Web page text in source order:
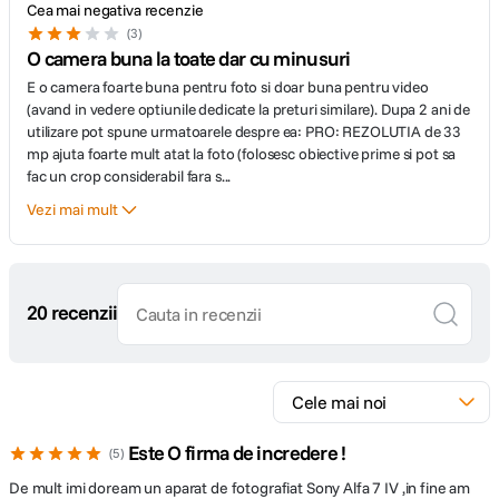
Stabilizare optica a imaginilor pe 5 axe
Compensare a vitezei de pana la 5,5 trepte cu unitatea de stabilizare
algoritmii de stabilizare a imaginii pentru compensarea vitezei
Rezolutie mare, reproducere mai buna a culorilor
ARW 4.0)
Profil culoare sRGB / Adobe RGB
Profunzime
culoare
14-bit
Filme: ISO echivalent 100-51200 (se pot
seta valori ISO pana la 102400 ca interval
ISO extins) AUTO (ISO 100-12800, limita
superioara si inferioara selectabile)
expunerii
Masurare estimativa 1200 zone/Multi-
segment, Central ponderata, Punctuala
(Standard/Mare), Medie pe tot ecranul,
Accentuare
Cea mai negativa recenzie
3
O camera buna la toate dar cu minusuri
E o camera foarte buna pentru foto si doar buna pentru video
(avand in vedere optiunile dedicate la preturi similare). Dupa 2 ani de
utilizare pot spune urmatoarele despre ea: PRO: REZOLUTIA de 33
mp ajuta foarte mult atat la foto (folosesc obiective prime si pot sa
fac un crop considerabil fara s...
Vezi mai mult
20 recenzii
5 Este O firma de incredere !
De mult imi doream un aparat de fotografiat Sony Alfa 7 IV ,in fine am